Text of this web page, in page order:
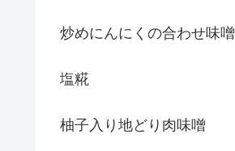
炒めにんにくの合わせ味噌
塩糀
柚子入り地どり肉味噌